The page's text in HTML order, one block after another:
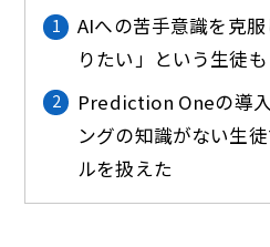
AIへの苦手意識を克
りたい」という生徒も
Prediction Oneの導
ングの知識がない生
ルを扱えた